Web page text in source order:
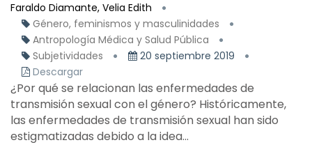
Faraldo Diamante, Velia Edith
Género, feminismos y masculinidades
Antropología Médica y Salud Pública
Subjetividades
20 septiembre 2019
Descargar
¿Por qué se relacionan las enfermedades de
transmisión sexual con el género? Históricamente,
las enfermedades de transmisión sexual han sido
estigmatizadas debido a la idea...